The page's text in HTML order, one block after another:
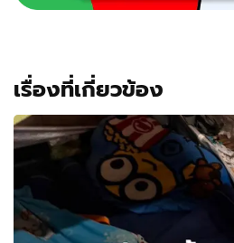
เรื่องที่เกี่ยวข้อง